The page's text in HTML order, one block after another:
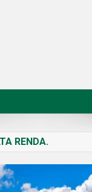
RENDA.